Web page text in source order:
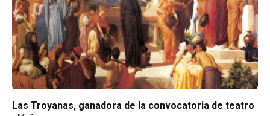
Las Troyanas, ganadora de la convocatoria de teatro